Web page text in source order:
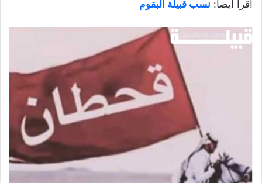
اقرأ أيضاً: نسب قبيلة البقوم